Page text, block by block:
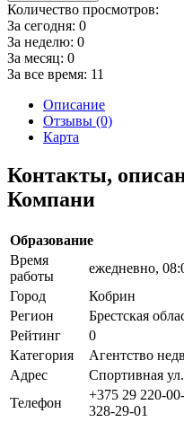
Количество просмотров:
За сегодня: 0
За неделю: 0
За месяц: 0
За все время: 11
Описание
Отзывы (0)
Карта
Контакты,
Компани
Образование
Время
работы
ежедневно,
Город
Кобрин
Регион
Брестская
Рейтинг
0
Категория
Агентство
Адрес
Спортивная
Телефон
+375 29 220-
328-29-01